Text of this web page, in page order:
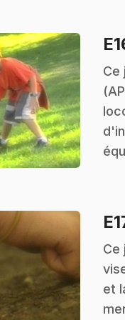
.Ce
.Ce
et